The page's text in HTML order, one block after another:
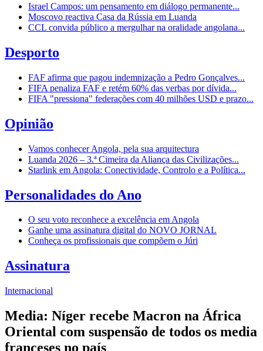
Israel Campos: um pensamento em diálogo permanente...
Moscovo reactiva Casa da Rússia em Luanda
CCL convida público a mergulhar na oralidade angolana...
Desporto
FAF afirma que pagou indemnização a Pedro Gonçalves...
FIFA penaliza FAF e retém 60% das verbas por dívida...
FIFA "pressiona" federações com 40 milhões USD e prazo...
Opinião
Vamos conhecer Angola, pela sua arquitectura
Luanda 2026 – 3.ª Cimeira da Aliança das Civilizações...
Starlink em Angola: Conectividade, Controlo e a Política...
Personalidades do Ano
O seu voto reconhece a excelência em Angola
Ganhe uma assinatura digital do NOVO JORNAL
Conheça os profissionais que compõem o Júri
Assinatura
Internacional
Media: Níger recebe Macron na África
Oriental com suspensão de todos os media
franceses no país